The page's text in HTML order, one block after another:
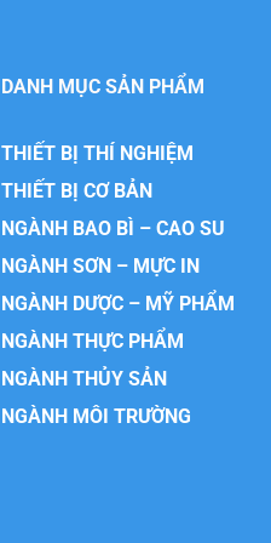
DANH MỤC SẢN PHẨM
THIẾT BỊ THÍ NGHIỆM
THIẾT BỊ CƠ BẢN
NGÀNH BAO BÌ – CAO SU
NGÀNH SƠN – MỰC IN
NGÀNH DƯỢC – MỸ PHẨM
NGÀNH THỰC PHẨM
NGÀNH THỦY SẢN
NGÀNH MÔI TRƯỜNG